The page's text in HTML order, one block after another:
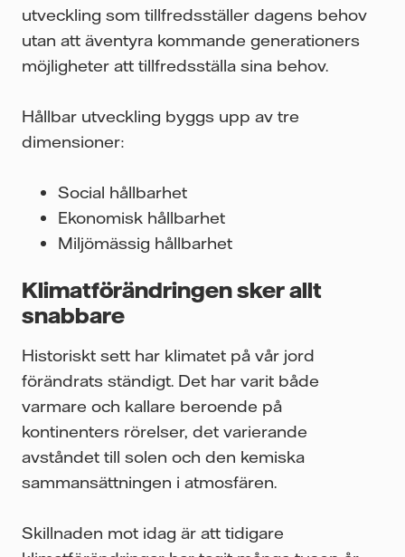
utveckling som tillfredsställer dagens behov
utan att äventyra kommande generationers
möjligheter att tillfredsställa sina behov.
Hållbar utveckling byggs upp av tre
dimensioner:
Social hållbarhet
Ekonomisk hållbarhet
Miljömässig hållbarhet
Klimatförändringen sker allt
snabbare
Historiskt sett har klimatet på vår jord
förändrats ständigt. Det har varit både
varmare och kallare beroende på
kontinenters rörelser, det varierande
avståndet till solen och den kemiska
sammansättningen i atmosfären.
Skillnaden mot idag är att tidigare